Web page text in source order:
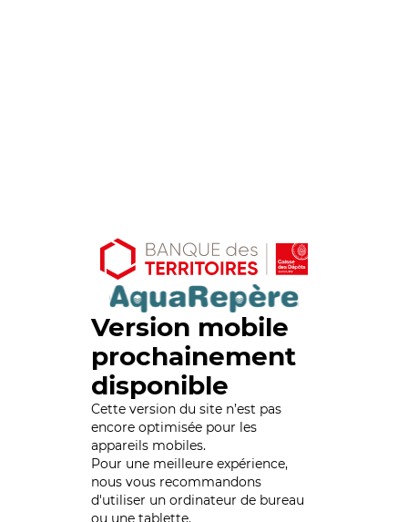
Version mobile
prochainement
disponible
Cette version du site n’est pas
encore optimisée pour les
appareils mobiles.
Pour une meilleure expérience,
nous vous recommandons
d'utiliser un ordinateur de bureau
ou une tablette.